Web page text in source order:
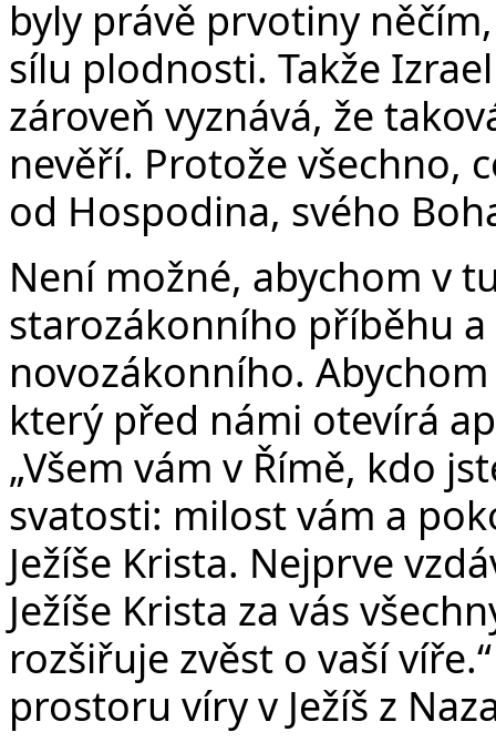
byly právě prvotiny
sílu plodnosti. Takže
zároveň vyznává, že
nevěří. Protože všechno,
od Hospodina, svého
Není možné, abychom v
starozákonního příběhu
novozákonního.
který před námi otevírá
„Všem vám v Římě, kdo
svatosti: milost vám a
Ježíše Krista. Nejprve
Ježíše Krista za vás
rozšiřuje zvěst o vaší
prostoru víry v Ježíš z